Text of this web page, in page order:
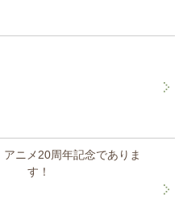
ニメ20周年記念でありま
す！